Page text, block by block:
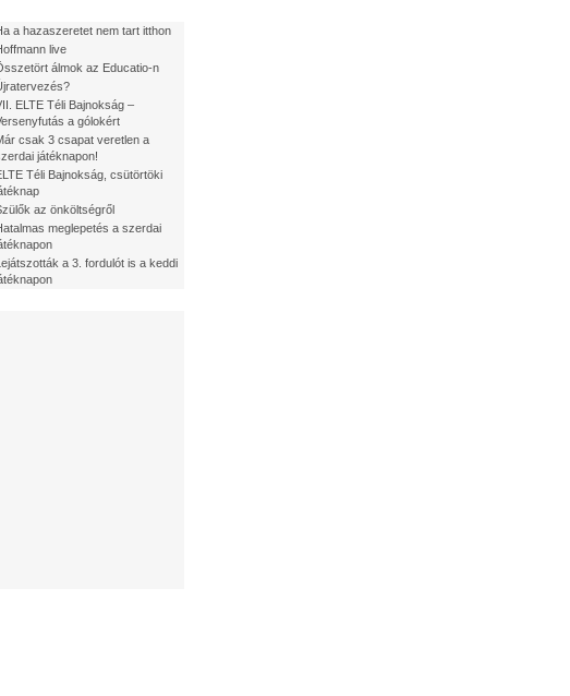
a hazaszeretet nem tart itthon
live
álmok az Educatio-n
ELTE Téli Bajnokság –
a gólokért
csak 3 csapat veretlen a
játéknapon!
Téli Bajnokság, csütörtöki
az önköltségről
meglepetés a szerdai
a 3. fordulót is a keddi